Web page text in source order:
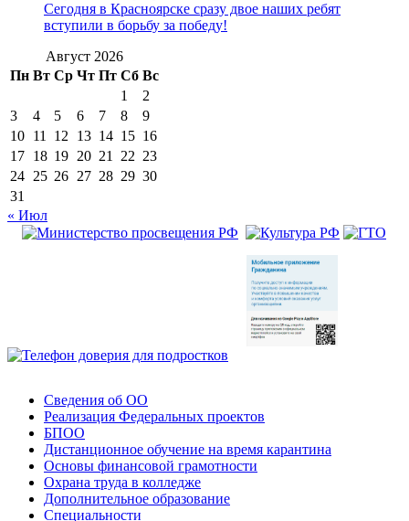
Сегодня в Красноярске сразу двое наших ребят
вступили в борьбу за победу!
Август 2026
Пн Вт Ср Чт Пт Сб Вс
1
2
3
4 5 6 7 8
9
10 11 12 13 14 15 16
17 18 19 20 21 22 23
24 25 26 27 28 29 30
31
« Июл
Сведения об ОО
Реализация Федеральных проектов
БПОО
Дистанционное обучение на время карантина
Основы финансовой грамотности
Охрана труда в колледже
Дополнительное образование
Специальности